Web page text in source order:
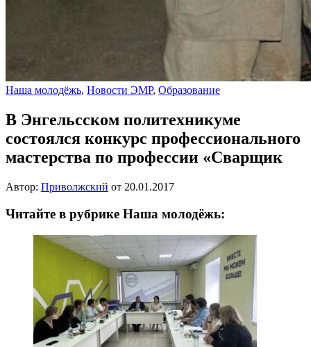
Наша молодёжь, Новости ЭМР, Образование
В Энгельсском политехникуме
состоялся конкурс профессионального
мастерства по профессии «Сварщик
Автор: Приволжский от 20.01.2017
Читайте в рубрике Наша молодёжь: